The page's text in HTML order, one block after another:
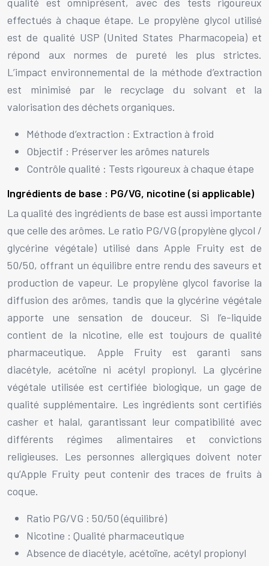
effectués à chaque étape. Le propylène glycol utilisé
est de qualité USP (United States Pharmacopeia) et
répond aux normes de pureté les plus strictes.
L’impact environnemental de la méthode d’extraction
est minimisé par le recyclage du solvant et la
valorisation des déchets organiques.
Méthode d’extraction : Extraction à froid
Objectif : Préserver les arômes naturels
Contrôle qualité : Tests rigoureux à chaque étape
Ingrédients de base : PG/VG, nicotine (si applicable)
La qualité des ingrédients de base est aussi importante
que celle des arômes. Le ratio PG/VG (propylène glycol /
glycérine végétale) utilisé dans Apple Fruity est de
50/50, offrant un équilibre entre rendu des saveurs et
production de vapeur. Le propylène glycol favorise la
diffusion des arômes, tandis que la glycérine végétale
apporte une sensation de douceur. Si l’e-liquide
contient de la nicotine, elle est toujours de qualité
pharmaceutique. Apple Fruity est garanti sans
diacétyle, acétoïne ni acétyl propionyl. La glycérine
végétale utilisée est certifiée biologique, un gage de
qualité supplémentaire. Les ingrédients sont certifiés
casher et halal, garantissant leur compatibilité avec
différents régimes alimentaires et convictions
religieuses. Les personnes allergiques doivent noter
qu’Apple Fruity peut contenir des traces de fruits à
coque.
Ratio PG/VG : 50/50 (équilibré)
Nicotine : Qualité pharmaceutique
Absence de diacétyle, acétoïne, acétyl propionyl